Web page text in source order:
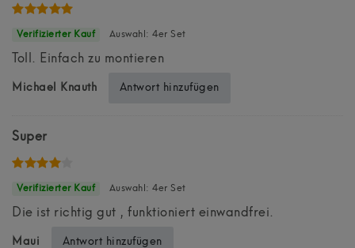
Auswahl: 4er Set
Toll. Einfach zu montieren
Michael Knauth Antwort hinzufügen
Super
Auswahl: 4er Set
Die ist richtig gut , funktioniert einwandfrei.
Maui Antwort hinzufügen